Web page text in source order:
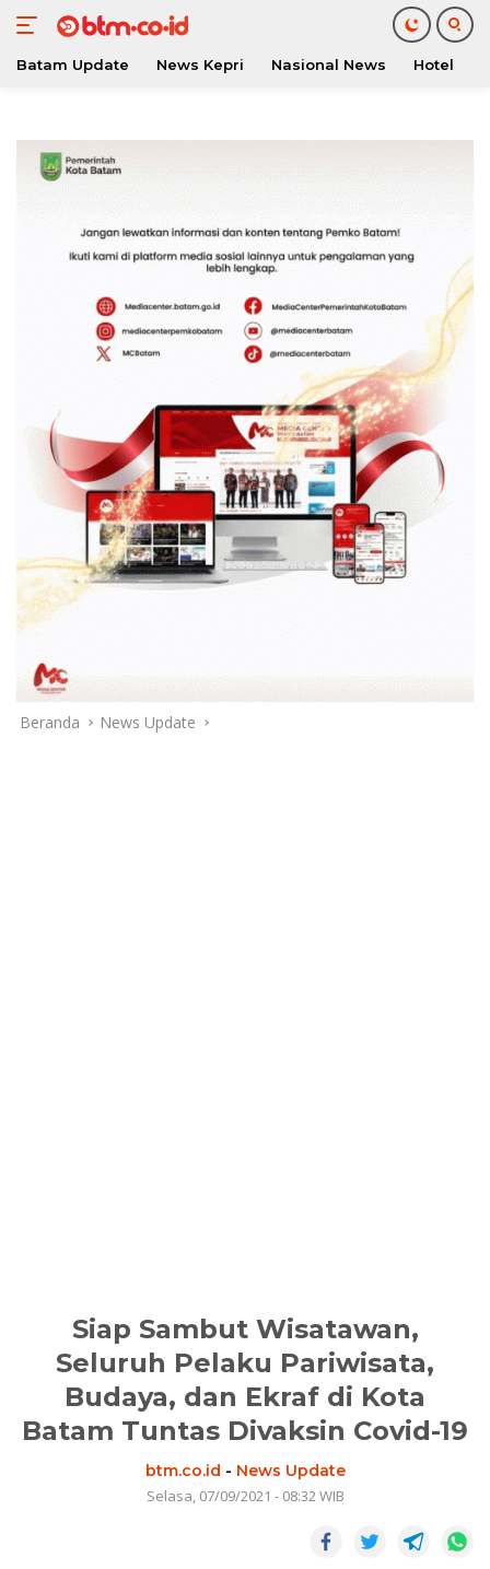
konten
Batam Update News Kepri Nasional News Hotel
Beranda News Update
Siap Sambut Wisatawan,
Seluruh Pelaku Pariwisata,
Budaya, dan Ekraf di Kota
Batam Tuntas Divaksin Covid-19
btm.co.id - News Update
Selasa, 07/09/2021 - 08:32 WIB